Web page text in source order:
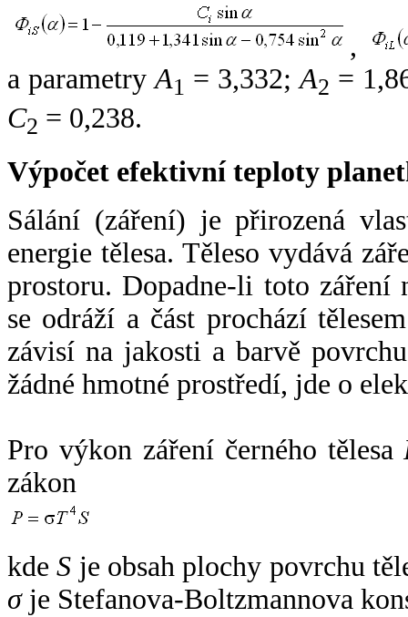
,
a parametryA1 = 3,332;A2 =
C2 = 0,238.
Výpočet efektivní teploty
Sálání (záření) je přirozená
energie tělesa. Těleso vydává
prostoru. Dopadne-li toto záření
se odráží a část prochází
závisí na jakosti a barvě
žádné hmotné prostředí, jde o
Pro výkon záření černého tělesa
zákon
kdeS je obsah plochy povrchu
σje Stefanova-Boltzmannova